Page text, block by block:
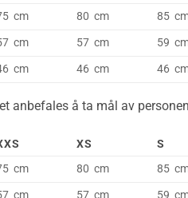
cm 80 cm 85
cm 57 cm 59
cm 46 cm 46
anbefales å ta mål av
XS S
cm 80 cm 85